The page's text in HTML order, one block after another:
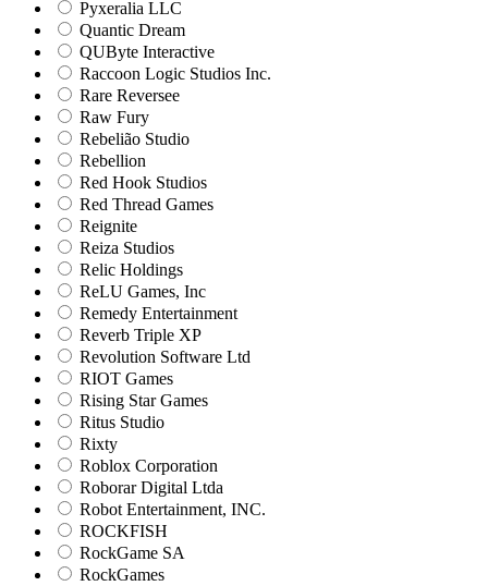
Pyxeralia LLC
Quantic Dream
QUByte Interactive
Raccoon Logic Studios Inc.
Rare Reversee
Raw Fury
Rebelião Studio
Rebellion
Red Hook Studios
Red Thread Games
Reignite
Reiza Studios
Relic Holdings
ReLU Games, Inc
Remedy Entertainment
Reverb Triple XP
Revolution Software Ltd
RIOT Games
Rising Star Games
Ritus Studio
Rixty
Roblox Corporation
Roborar Digital Ltda
Robot Entertainment, INC.
ROCKFISH
RockGame SA
RockGames